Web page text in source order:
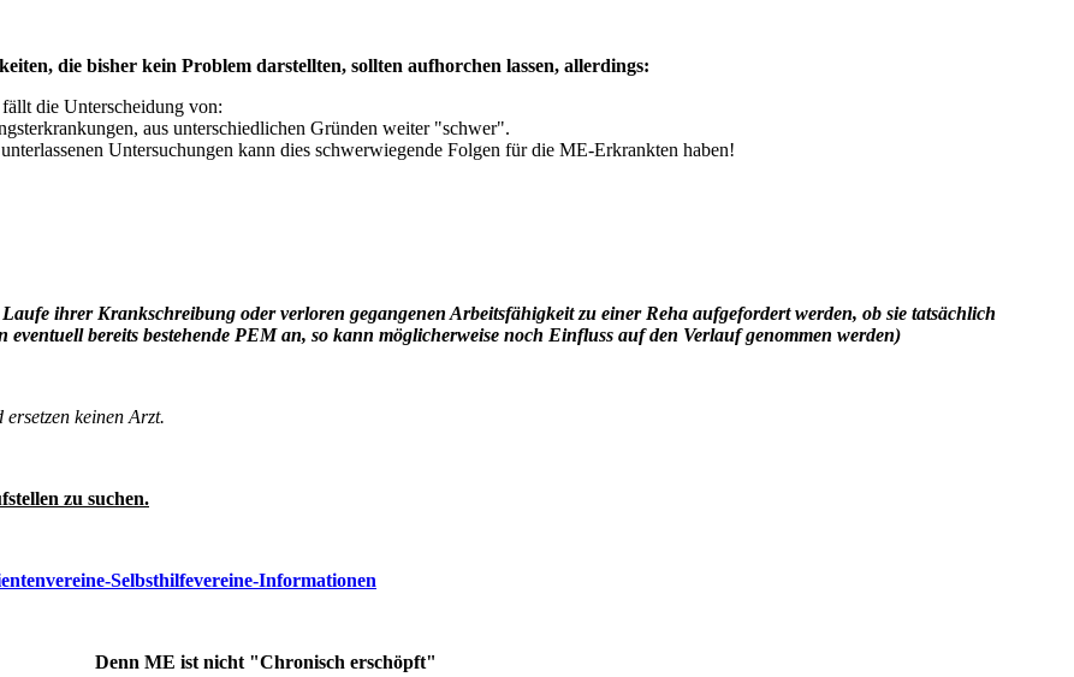
die bisher kein Problem darstellten, sollten aufhorchen lassen, allerdings:
die Unterscheidung von:
aus unterschiedlichen Gründen weiter "schwer".
Untersuchungen kann dies schwerwiegende Folgen für die ME-Erkrankten haben!
ihrer Krankschreibung oder verloren gegangenen Arbeitsfähigkeit zu einer Reha aufgefordert werden, ob sie tatsächlich
bereits bestehende PEM an, so kann möglicherweise noch Einfluss auf den Verlauf genommen werden)
keinen Arzt.
zu suchen.
Selbsthilfevereine-Informationen
Denn ME ist nicht "Chronisch erschöpft"